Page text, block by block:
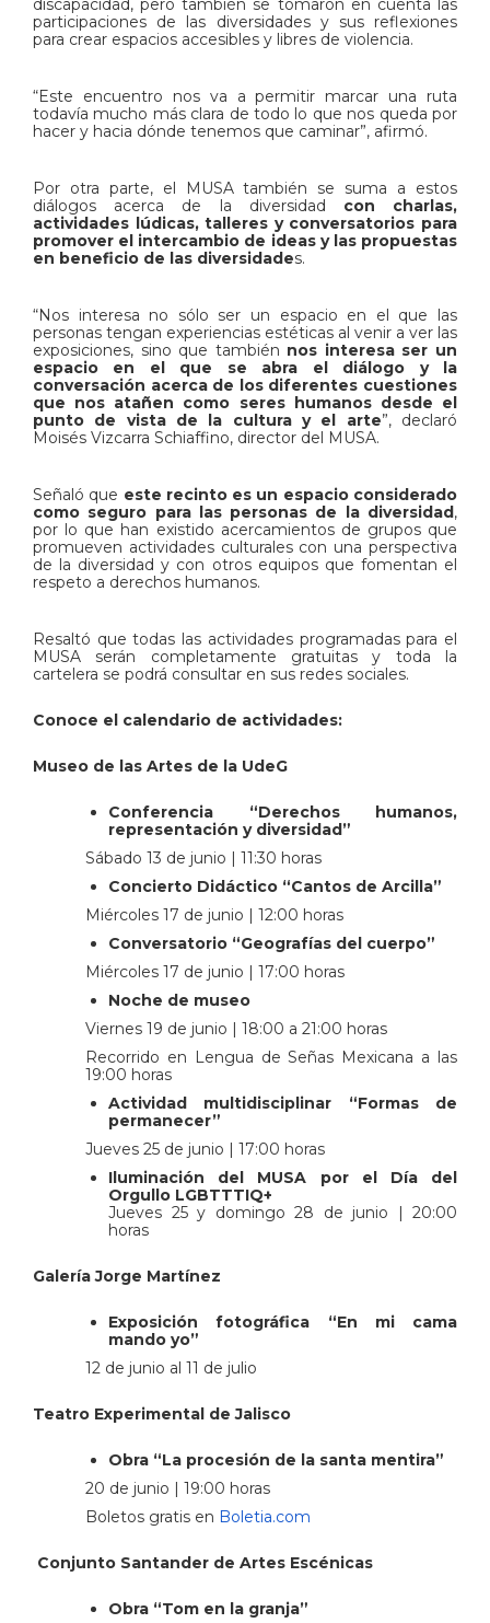
participaciones de las diversidades y sus reflexiones
para crear espacios accesibles y libres de violencia.
“Este encuentro nos va a permitir marcar una ruta
todavía mucho más clara de todo lo que nos queda por
hacer y hacia dónde tenemos que caminar”, afirmó.
Por otra parte, el MUSA también se suma a estos
diálogos acerca de la diversidad con charlas,
actividades lúdicas, talleres y conversatorios para
promover el intercambio de ideas y las propuestas
en beneficio de las diversidades.
“Nos interesa no sólo ser un espacio en el que las
personas tengan experiencias estéticas al venir a ver las
exposiciones, sino que también nos interesa ser un
espacio en el que se abra el diálogo y la
conversación acerca de los diferentes cuestiones
que nos atañen como seres humanos desde el
punto de vista de la cultura y el arte”, declaró
Moisés Vizcarra Schiaffino, director del MUSA.
Señaló que este recinto es un espacio considerado
como seguro para las personas de la diversidad,
por lo que han existido acercamientos de grupos que
promueven actividades culturales con una perspectiva
de la diversidad y con otros equipos que fomentan el
respeto a derechos humanos.
Resaltó que todas las actividades programadas para el
MUSA serán completamente gratuitas y toda la
cartelera se podrá consultar en sus redes sociales.
Conoce el calendario de actividades:
Museo de las Artes de la UdeG
Conferencia “Derechos humanos,
representación y diversidad”
Sábado 13 de junio | 11:30 horas
Concierto Didáctico “Cantos de Arcilla”
Miércoles 17 de junio | 12:00 horas
Conversatorio “Geografías del cuerpo”
Miércoles 17 de junio | 17:00 horas
Noche de museo
Viernes 19 de junio | 18:00 a 21:00 horas
Recorrido en Lengua de Señas Mexicana a las
19:00 horas
Actividad multidisciplinar “Formas de
permanecer”
Jueves 25 de junio | 17:00 horas
Iluminación del MUSA por el Día del
Orgullo LGBTTTIQ+
Jueves 25 y domingo 28 de junio | 20:00
horas
Galería Jorge Martínez
Exposición fotográfica “En mi cama
mando yo”
12 de junio al 11 de julio
Teatro Experimental de Jalisco
Obra “La procesión de la santa mentira”
20 de junio | 19:00 horas
Boletos gratis en Boletia.com
Conjunto Santander de Artes Escénicas
Obra “Tom en la granja”